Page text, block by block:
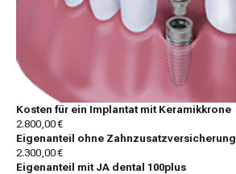
Kosten für ein Implantat mit Keramikkrone
2.800,00 €
Eigenanteil ohne Zahnzusatzversicherung
2.300,00 €
Eigenanteil mit JA dental 100plus